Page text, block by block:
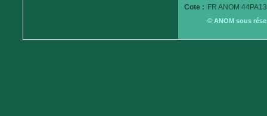
Cote : FR ANOM
© ANOM sous